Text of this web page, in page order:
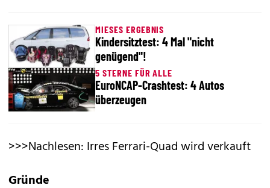
MIESES ERGEBNIS
Kindersitztest: 4 Mal "nicht
genügend"!
5 STERNE FÜR ALLE
EuroNCAP-Crashtest: 4 Autos
überzeugen
>>>Nachlesen: Irres Ferrari-Quad wird verkauft
Gründe